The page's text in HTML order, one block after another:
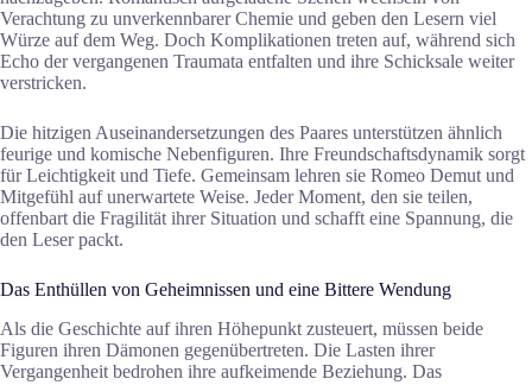
Verachtung zu unverkennbarer Chemie und geben den Lesern viel
Würze auf dem Weg. Doch Komplikationen treten auf, während sich
Echo der vergangenen Traumata entfalten und ihre Schicksale weiter
verstricken.
Die hitzigen Auseinandersetzungen des Paares unterstützen ähnlich
feurige und komische Nebenfiguren. Ihre Freundschaftsdynamik sorgt
für Leichtigkeit und Tiefe. Gemeinsam lehren sie Romeo Demut und
Mitgefühl auf unerwartete Weise. Jeder Moment, den sie teilen,
offenbart die Fragilität ihrer Situation und schafft eine Spannung, die
den Leser packt.
Das Enthüllen von Geheimnissen und eine Bittere Wendung
Als die Geschichte auf ihren Höhepunkt zusteuert, müssen beide
Figuren ihren Dämonen gegenübertreten. Die Lasten ihrer
Vergangenheit bedrohen ihre aufkeimende Beziehung. Das